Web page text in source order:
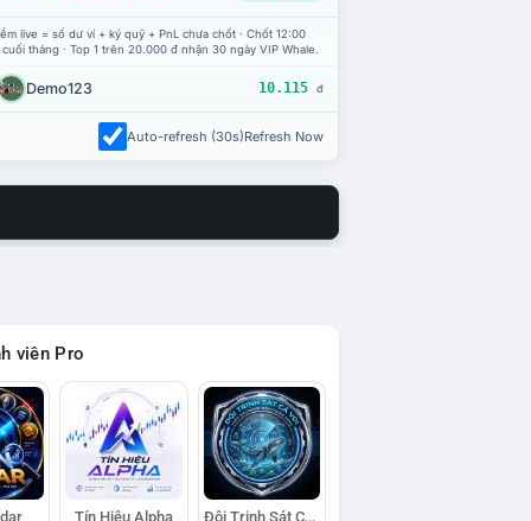
live = số dư ví + ký quỹ + PnL chưa chốt · Chốt 12:00
tháng · Top 1 trên 20.000 đ nhận 30 ngày VIP Whale.
Demo123 10.115 đ
Auto-refresh (30s)Refresh Now
viên Pro
Tín Hiệu Alpha Đội Trinh Sát Cá Voi